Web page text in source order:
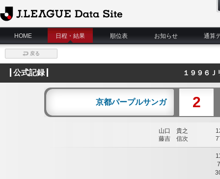
J.League Data Site
HOME
日程・結果 順位表 お知らせ 通算
戻る
公式記録 １９９６
京都パープルサンガ 2
山口 貴之
藤吉 信次
7